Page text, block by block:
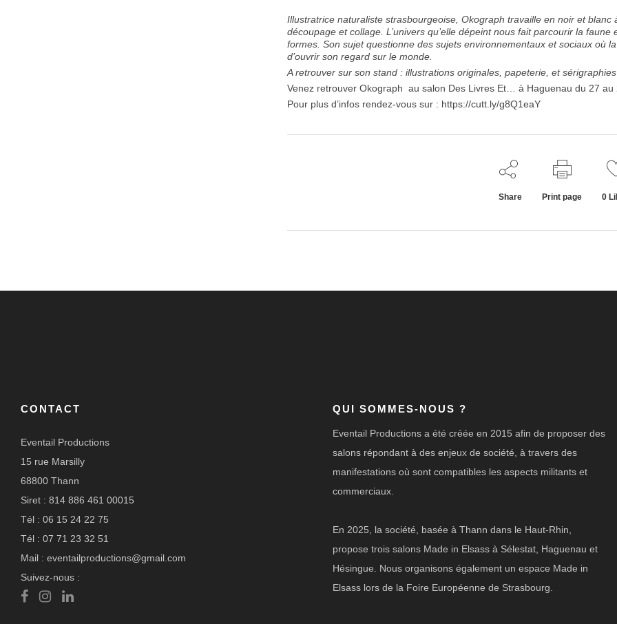
Illustratrice naturaliste strasbourgeoise, Okograph travaille en noir et blanc
découpage et collage. L’univers qu’elle dépeint nous fait parcourir la
formes. Son sujet questionne des sujets environnementaux et sociaux où
d’ouvrir son regard sur le monde.
A retrouver sur son stand : illustrations originales, papeterie, et
Venez retrouver Okograph au salon Des Livres Et… à Haguenau du 27
Pour plus d’infos rendez-vous sur : https://cutt.ly/g8Q1eaY
Share Print page 0
CONTACT
Eventail Productions
15 rue Marsilly
68800 Thann
Siret : 814 886 461 00015
Tél : 06 15 24 22 75
Tél : 07 71 23 32 51
Mail : eventailproductions@gmail.com
Suivez-nous :
QUI SOMMES-NOUS ?
Eventail Productions a été créée en 2015 afin de proposer des
salons répondant à des enjeux de société, à travers des
manifestations où sont compatibles les aspects militants et
commerciaux.
En 2025, la société, basée à Thann dans le Haut-Rhin,
propose trois salons Made in Elsass à Sélestat, Haguenau et
Hésingue. Nous organisons également un espace Made in
Elsass lors de la Foire Européenne de Strasbourg.